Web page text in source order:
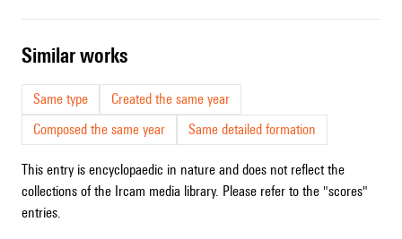
similar works
Same type
Created the same year
Composed the same year
Same detailed formation
This entry is encyclopaedic in nature and does not reflect the
collections of the Ircam media library. Please refer to the "scores"
entries.